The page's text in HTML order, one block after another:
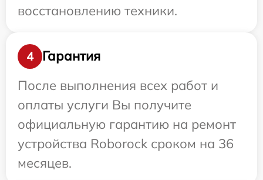
восстановлению техники.
4
Гарантия
После выполнения всех работ и
оплаты услуги Вы получите
официальную гарантию на ремонт
устройства Roborock сроком на 36
месяцев.